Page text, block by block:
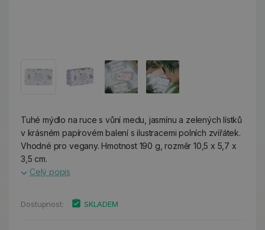
Tuhé mýdlo na ruce s vůní medu, jasmínu a zelených lístků
v krásném papírovém balení s ilustracemi polních zvířátek.
Vhodné pro vegany. Hmotnost 190 g, rozměr 10,5 x 5,7 x
3,5 cm.
Celý popis
Dostupnost: SKLADEM